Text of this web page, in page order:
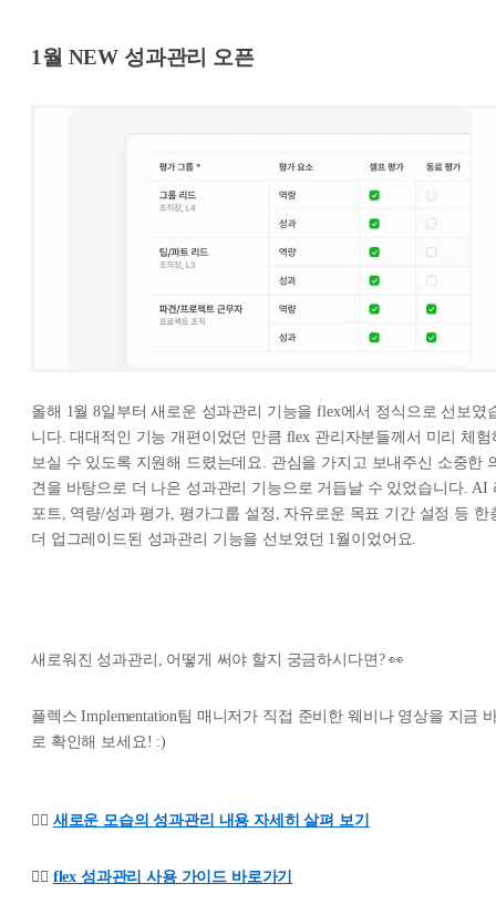
1월 NEW 성과관리 오픈
올해 1월 8일부터 새로운 성과관리 기능을 flex에서 정식으로 선보였
니다. 대대적인 기능 개편이었던 만큼 flex 관리자분들께서 미리 체험
보실 수 있도록 지원해 드렸는데요. 관심을 가지고 보내주신 소중한
견을 바탕으로 더 나은 성과관리 기능으로 거듭날 수 있었습니다. AI
포트, 역량/성과 평가, 평가그룹 설정, 자유로운 목표 기간 설정 등 한
더 업그레이드된 성과관리 기능을 선보였던 1월이었어요.
새로워진 성과관리, 어떻게 써야 할지 궁금하시다면? 👀
플렉스 Implementation팀 매니저가 직접 준비한 웨비나 영상을 지금
로 확인해 보세요! :)
👉🏻 새로운 모습의 성과관리 내용 자세히 살펴 보기
👉🏻 flex 성과관리 사용 가이드 바로가기